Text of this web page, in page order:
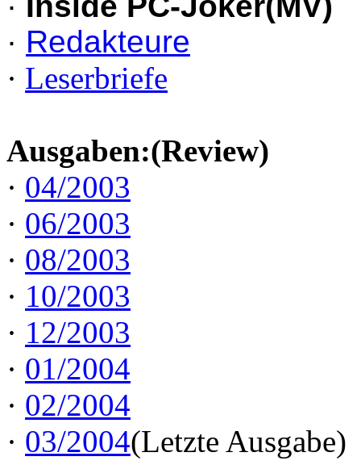
· Redakteure
· Leserbriefe
Ausgaben:(Review)
· 04/2003
· 06/2003
· 08/2003
· 10/2003
· 12/2003
· 01/2004
· 02/2004
· 03/2004(Letzte Ausgabe)